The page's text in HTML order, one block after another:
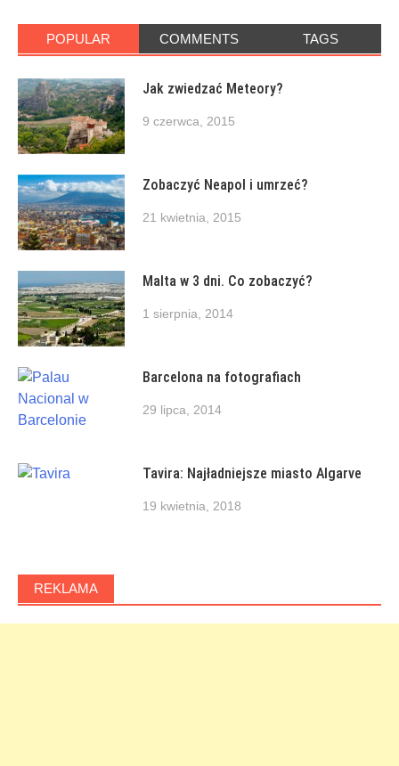
POPULAR COMMENTS TAGS
Jak zwiedzać Meteory?
9 czerwca, 2015
Zobaczyć Neapol i umrzeć?
21 kwietnia, 2015
Malta w 3 dni. Co zobaczyć?
1 sierpnia, 2014
Barcelona na fotografiach
29 lipca, 2014
Tavira: Najładniejsze miasto Algarve
19 kwietnia, 2018
REKLAMA